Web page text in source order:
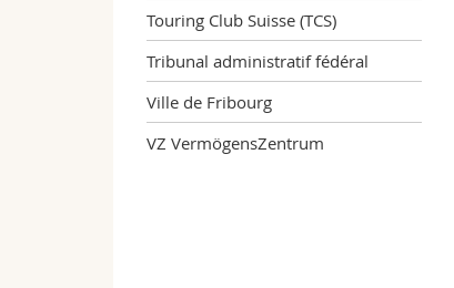
Touring Club Suisse (TCS)
Tribunal administratif fédéral
Ville de Fribourg
VZ VermögensZentrum